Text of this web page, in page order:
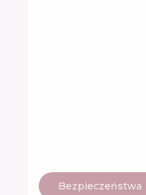
Bezpieczeństwa